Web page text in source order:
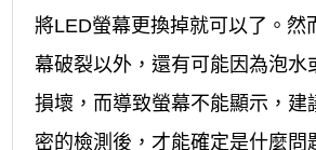
將LED螢幕更換掉就可以了。然
幕破裂以外，還有可能因為泡水
損壞，而導致螢幕不能顯示，建
密的檢測後，才能確定是什麼問